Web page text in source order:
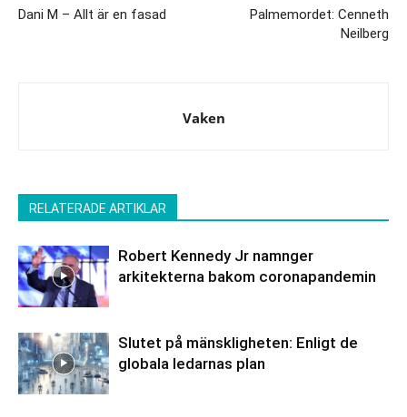
Dani M – Allt är en fasad
Palmemordet: Cenneth
Neilberg
Vaken
RELATERADE ARTIKLAR
Robert Kennedy Jr namnger
arkitekterna bakom coronapandemin
Slutet på mänskligheten: Enligt de
globala ledarnas plan